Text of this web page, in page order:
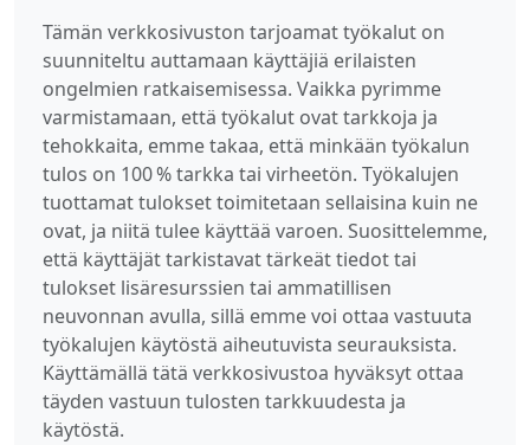
Tämän verkkosivuston tarjoamat työkalut on
suunniteltu auttamaan käyttäjiä erilaisten
ongelmien ratkaisemisessa. Vaikka pyrimme
varmistamaan, että työkalut ovat tarkkoja ja
tehokkaita, emme takaa, että minkään työkalun
tulos on 100 % tarkka tai virheetön. Työkalujen
tuottamat tulokset toimitetaan sellaisina kuin ne
ovat, ja niitä tulee käyttää varoen. Suosittelemme,
että käyttäjät tarkistavat tärkeät tiedot tai
tulokset lisäresurssien tai ammatillisen
neuvonnan avulla, sillä emme voi ottaa vastuuta
työkalujen käytöstä aiheutuvista seurauksista.
Käyttämällä tätä verkkosivustoa hyväksyt ottaa
täyden vastuun tulosten tarkkuudesta ja
käytöstä.